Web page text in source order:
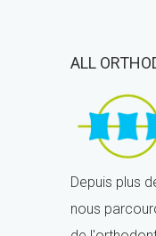
ALL
Depuis plus
nous